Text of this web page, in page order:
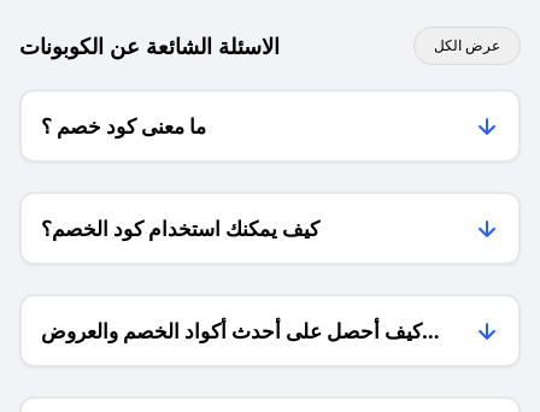
الاسئلة الشائعة عن الكوبونات عرض الكل
ما معنى كود خصم ؟
كيف يمكنك استخدام كود الخصم؟
كيف أحصل على أحدث أكواد الخصم والعروض
للمتاجر؟